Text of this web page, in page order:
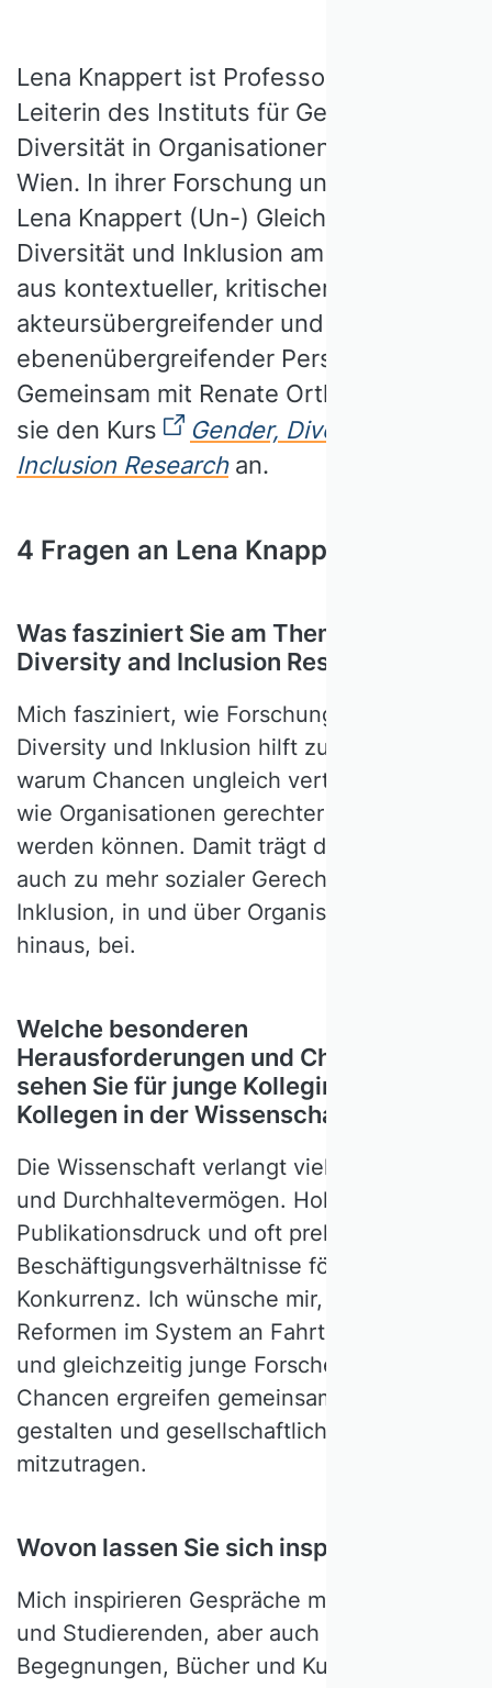
Lena Knappert ist Professorin und
Leiterin des Instituts für Gender und
Diversität in Organisationen an der WU
Wien. In ihrer Forschung untersucht
Lena Knappert (Un-) Gleichheiten,
Diversität und Inklusion am Arbeitsplatz
aus kontextueller, kritischer,
akteursübergreifender und
ebenenübergreifender Perspektive.
Gemeinsam mit Renate Ortlieb bietet
sie den Kurs
Gender, Diversity and
Inclusion Researchan.
4 Fragen an Lena Knappert
Was fasziniert Sie am Thema Gender,
Diversity and Inclusion Research?
Mich fasziniert, wie Forschung zu Gender,
Diversity und Inklusion hilft zu verstehen,
warum Chancen ungleich verteilt sind – und
wie Organisationen gerechter gestaltet
werden können. Damit trägt dieses Feld
auch zu mehr sozialer Gerechtigkeit und
Inklusion, in und über Organisationen
hinaus, bei.
Welche besonderen
Herausforderungen und Chancen
sehen Sie für junge Kolleginnen und
Kollegen in der Wissenschaft?
Die Wissenschaft verlangt viel Flexibilität
und Durchhaltevermögen. Hoher
Publikationsdruck und oft prekäre
Beschäftigungsverhältnisse fördern
Konkurrenz. Ich wünsche mir, dass
Reformen im System an Fahrt gewinnen
und gleichzeitig junge Forschende ihre
Chancen ergreifen gemeinsam Themen zu
gestalten und gesellschaftlichen Wandel
mitzutragen.
Wovon lassen Sie sich inspirieren?
Mich inspirieren Gespräche mit Kolleg:innen
und Studierenden, aber auch unerwartete
Begegnungen, Bücher und Kunst, die neue